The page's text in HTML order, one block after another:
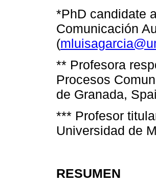
*PhD candidate
Comunicación
(
** Profesora
Procesos
de Granada,
*** Profesor
Universidad de
RESUMEN